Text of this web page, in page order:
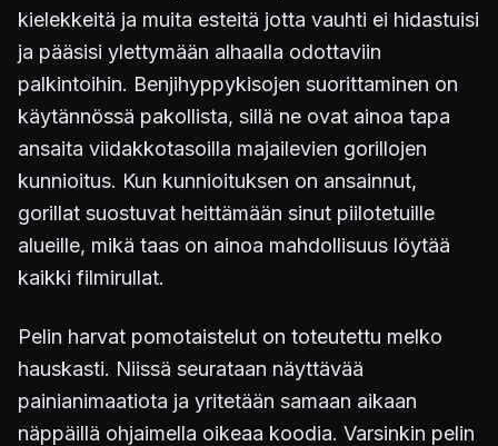
kielekkeitä ja muita esteitä jotta vauhti ei hidastuisi
ja pääsisi ylettymään alhaalla odottaviin
palkintoihin. Benjihyppykisojen suorittaminen on
käytännössä pakollista, sillä ne ovat ainoa tapa
ansaita viidakkotasoilla majailevien gorillojen
kunnioitus. Kun kunnioituksen on ansainnut,
gorillat suostuvat heittämään sinut piilotetuille
alueille, mikä taas on ainoa mahdollisuus löytää
kaikki filmirullat.
Pelin harvat pomotaistelut on toteutettu melko
hauskasti. Niissä seurataan näyttävää
painianimaatiota ja yritetään samaan aikaan
näppäillä ohjaimella oikeaa koodia. Varsinkin pelin